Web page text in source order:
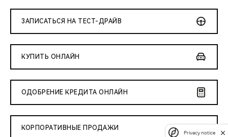
ЗАПИСАТЬСЯ НА ТЕСТ-ДРАЙВ
КУПИТЬ ОНЛАЙН
ОДОБРЕНИЕ КРЕДИТА ОНЛАЙН
КОРПОРАТИВНЫЕ ПРОДАЖИ
Privacy notice